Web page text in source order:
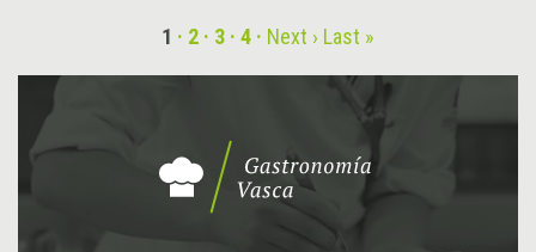
1 2 3 4 Next › Last »